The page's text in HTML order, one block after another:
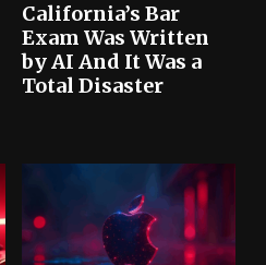
California’s Bar
Exam Was Written
by AI And It Was a
Total Disaster